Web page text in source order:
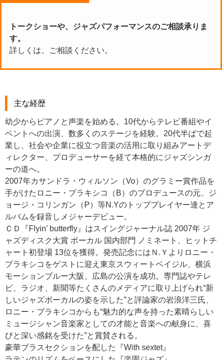
トークショーや、ジャズパフォーマンスのご相談承りま
す。
詳しくは、ご相談ください。
主な経歴
幼少からピアノと声楽を始める。10代からテレビ番組やイ
ベントへの出演、数多くのステージを経験。20代半ばで起
業し、社会や企業に役立つ音楽の活用に取り組みアートデ
ィレクター、プロデューサーを経て本格的にジャズシンガ
ーの道へ。
2007年カサンドラ・ウィルソン（Vo）のグラミー賞作品を
手がけたロニー・プラキシコ（B）のプロデュースの元、ジ
ョージ・コリンガン（P）等N.Yのトッププレイヤー達とア
ルバムを録音しメジャーデビュー。
ＣＤ『Flyin’ butterfly』はスイングジャーナル誌 2007年 ジ
ャズディスク大賞 ボーカル 国内部門 ノミネート、ヒットチ
ャート初登場 13位を獲得。発売記念にはＮ.Ｙよりロニー・
プラキシコをゲストに迎え東京スウィートベイジル、横浜
モーションブルー大阪、広島の公演を成功。専門誌やテレ
ビ、ラジオ、新聞等たくさんのメディアに取り上げられ“新
しいジャズボーカルの姿を示した”と評論家の岩浪洋三氏、
ロニー・プラキシコからも“魅力的な声を持った素晴らしい
ミュージシャン音楽家としての才能と音楽への献身に、喜
びと深い感銘を受けた”と賞賛される。
豪華ブラスセクションを配した『With sextet』